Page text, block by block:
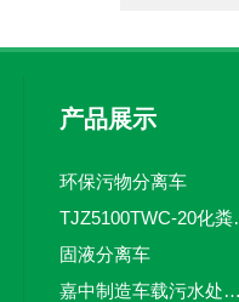
产品展示
环保污物分离车
固液分离车
嘉中制造车载污水处理设备-环